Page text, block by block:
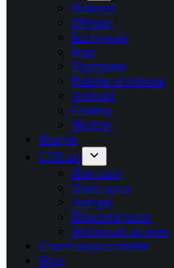
Новини
Обзори
Інструкції
Ігри
Програми
Робоче оточення
Android
Сервер
Железо
Форум
LTB.net
Про сайт
Наші друзі
Автори
Пожертвувати
Зворотній зв’язок
Статті користувачів
Вхід